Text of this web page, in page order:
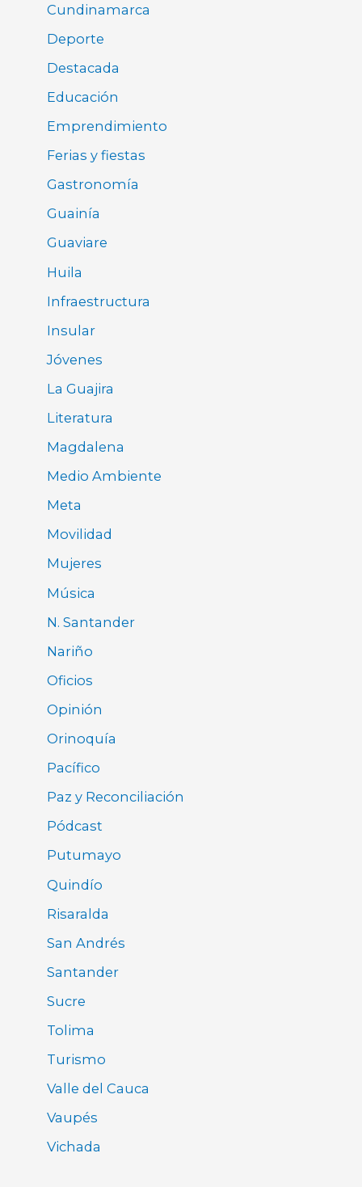
Cundinamarca
Deporte
Destacada
Educación
Emprendimiento
Ferias y fiestas
Gastronomía
Guainía
Guaviare
Huila
Infraestructura
Insular
Jóvenes
La Guajira
Literatura
Magdalena
Medio Ambiente
Meta
Movilidad
Mujeres
Música
N. Santander
Nariño
Oficios
Opinión
Orinoquía
Pacífico
Paz y Reconciliación
Pódcast
Putumayo
Quindío
Risaralda
San Andrés
Santander
Sucre
Tolima
Turismo
Valle del Cauca
Vaupés
Vichada